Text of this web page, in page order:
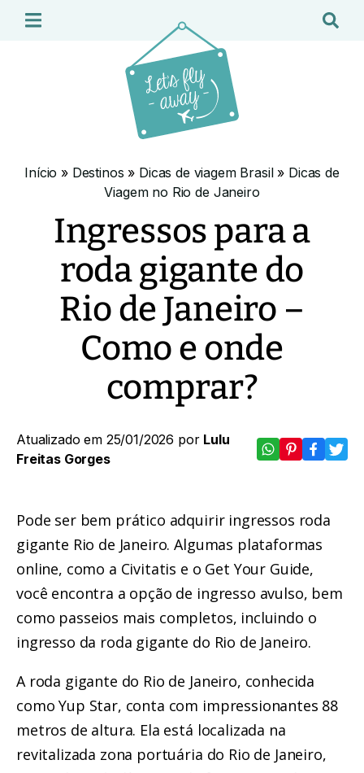
Início » Destinos » Dicas de viagem Brasil» Dicas de
Viagem no Rio de Janeiro
Ingressos para a
roda gigante do
Rio de Janeiro –
Como e onde
comprar?
Atualizado em 25/01/2026 por Lulu
Freitas Gorges
Pode ser bem prático adquirir ingressos roda
gigante Rio de Janeiro. Algumas plataformas
online, como a Civitatis e o Get Your Guide,
você encontra a opção de ingresso avulso, bem
como passeios mais completos, incluindo o
ingresso da roda gigante do Rio de Janeiro.
A roda gigante do Rio de Janeiro, conhecida
como Yup Star, conta com impressionantes 88
metros de altura. Ela está localizada na
revitalizada zona portuária do Rio de Janeiro,